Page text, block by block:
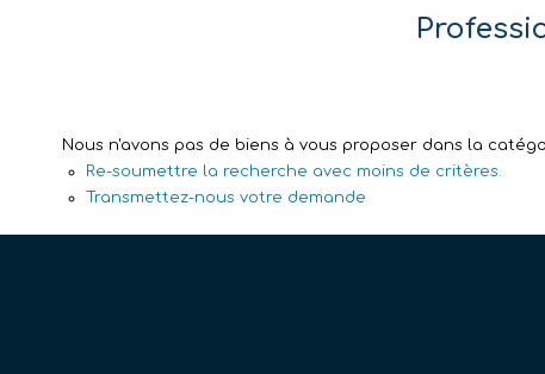
Nous n'avons pas de biens à vous proposer dans la
Re-soumettre la recherche avec moins de critères.
Transmettez-nous votre demande